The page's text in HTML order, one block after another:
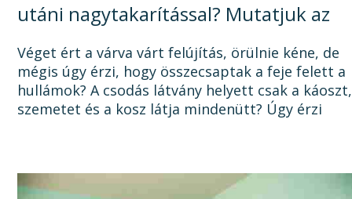
utáni nagytakarítással? Mutatjuk az
okát, és a megoldást!
Véget ért a várva várt felújítás, örülnie kéne, de
mégis úgy érzi, hogy összecsaptak a feje felett a
hullámok? A csodás látvány helyett csak a káoszt,
szemetet és a kosz látja mindenütt? Úgy érzi